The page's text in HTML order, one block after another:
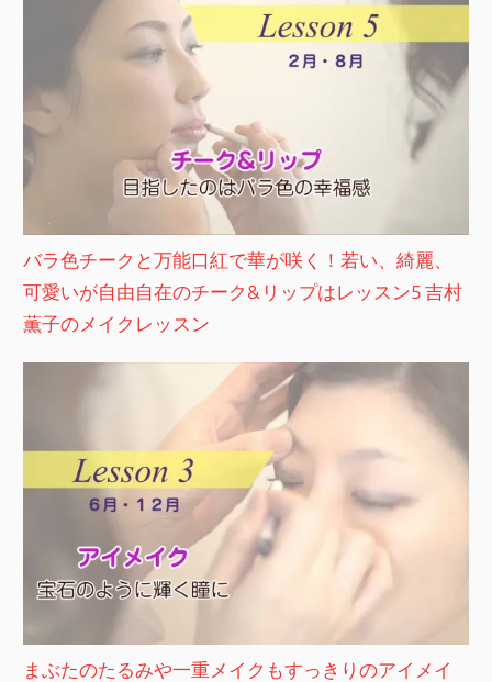
バラ色チークと万能口紅で華が咲く！若い、綺麗、
可愛いが自由自在のチーク&リップはレッスン5 吉村
薫子のメイクレッスン
まぶたのたるみや一重メイクもすっきりのアイメイ